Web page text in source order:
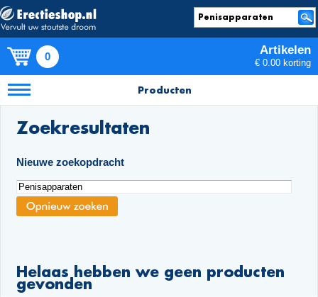
0 Artikelen
€ 0.00 korting
Producten
Zoekresultaten
Nieuwe zoekopdracht
Helaas hebben we geen producten
gevonden